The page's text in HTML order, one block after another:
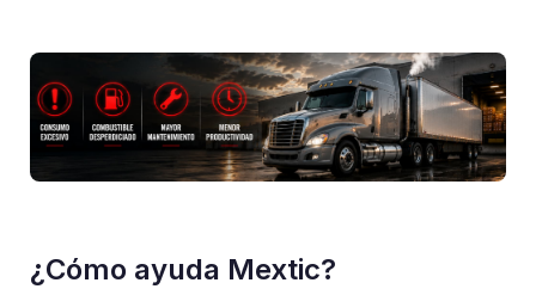
¿Cómo ayuda Mextic?